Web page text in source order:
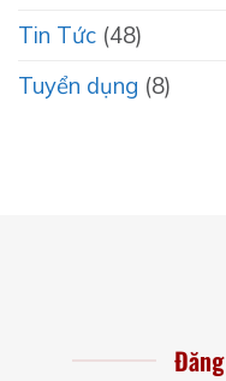
Tin Tức (48)
Tuyển dụng (8)